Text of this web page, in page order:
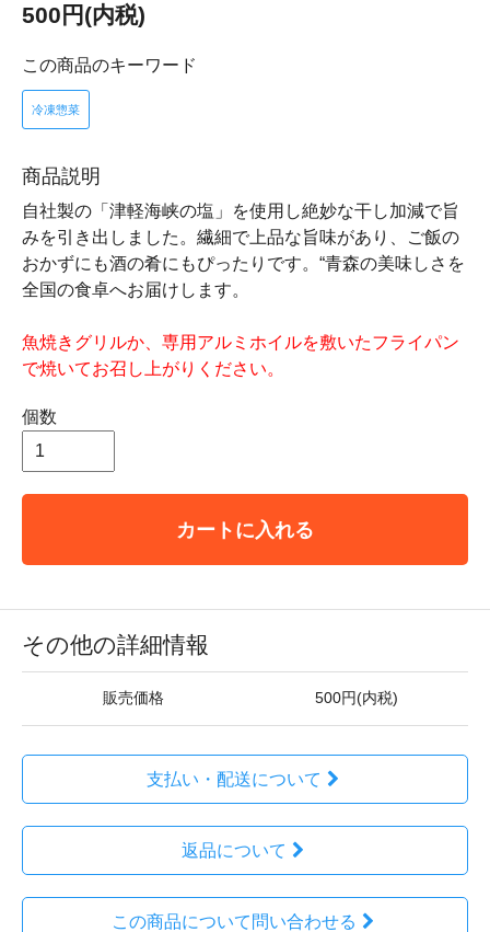
500円(内税)
この商品のキーワード
冷凍惣菜
商品説明
自社製の「津軽海峡の塩」を使用し絶妙な干し加減で旨
みを引き出しました。繊細で上品な旨味があり、ご飯の
おかずにも酒の肴にもぴったりです。“青森の美味しさを
全国の食卓へお届けします。
魚焼きグリルか、専用アルミホイルを敷いたフライパン
で焼いてお召し上がりください。
個数
カートに入れる
その他の詳細情報
販売価格 500円(内税)
支払い・配送について
返品について
この商品について問い合わせる